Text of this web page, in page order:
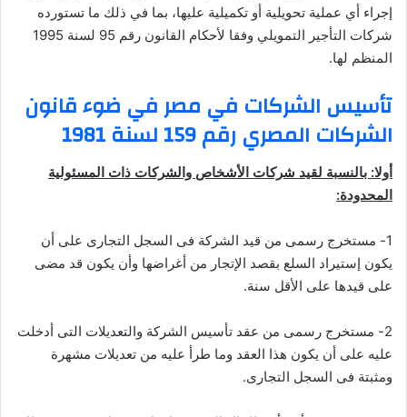
إجراء أي عملية تحويلية أو تكميلية عليها، بما في ذلك ما تستورده
شركات التأجير التمويلي وفقا لأحكام القانون رقم 95 لسنة 1995
المنظم لها.
تأسيس الشركات في مصر في ضوء قانون
الشركات المصري رقم 159 لسنة 1981
أولا: بالنسبة لقيد شركات الأشخاص والشركات ذات المسئولية
المحدودة:
1- مستخرج رسمى من قيد الشركة فى السجل التجارى على أن
يكون إستيراد السلع بقصد الإتجار من أغراضها وأن يكون قد مضى
على قيدها على الأقل سنة.
2- مستخرج رسمى من عقد تأسيس الشركة والتعديلات التى أدخلت
عليه على أن يكون هذا العقد وما طرأ عليه من تعديلات مشهرة
ومثبتة فى السجل التجارى.